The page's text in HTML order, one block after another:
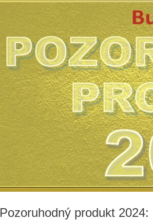
Pozoruhodný produkt